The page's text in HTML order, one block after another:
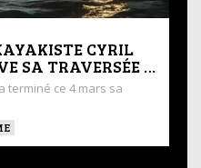
CYRIL
SA TRAVERSÉE …
terminé ce 4 mars sa